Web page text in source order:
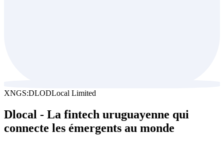
XNGS:DLODLocal Limited
Dlocal - La fintech uruguayenne qui
connecte les émergents au monde